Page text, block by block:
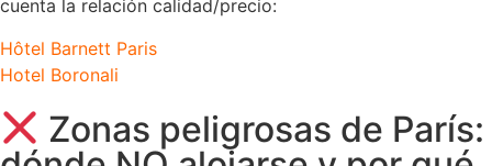
cuenta la relación calidad/precio:
Hôtel Barnett Paris
Hotel Boronali
Zonas peligrosas de París: